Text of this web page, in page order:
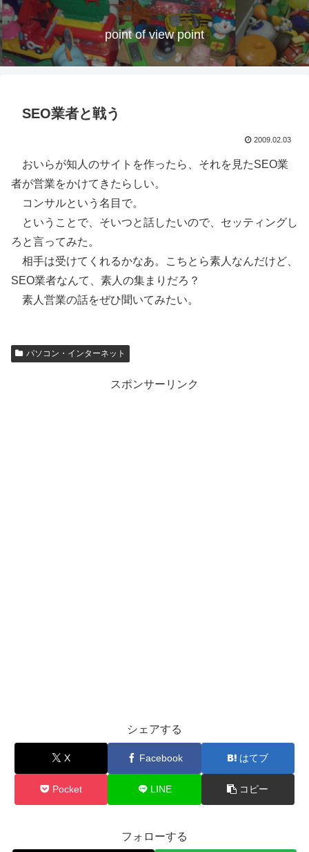
point of view point
SEO業者と戦う
2009.02.03
おいらが知人のサイトを作ったら、それを見たSEO業
者が営業をかけてきたらしい。
コンサルという名目で。
ということで、そいつと話したいので、セッティングし
ろと言ってみた。
相手は受けてくれるかなあ。こちとら素人なんだけど、
SEO業者なんて、素人の集まりだろ？
素人営業の話をぜひ聞いてみたい。
パソコン・インターネット
スポンサーリンク
シェアする
X Facebook はてブ
Pocket LINE コピー
フォローする